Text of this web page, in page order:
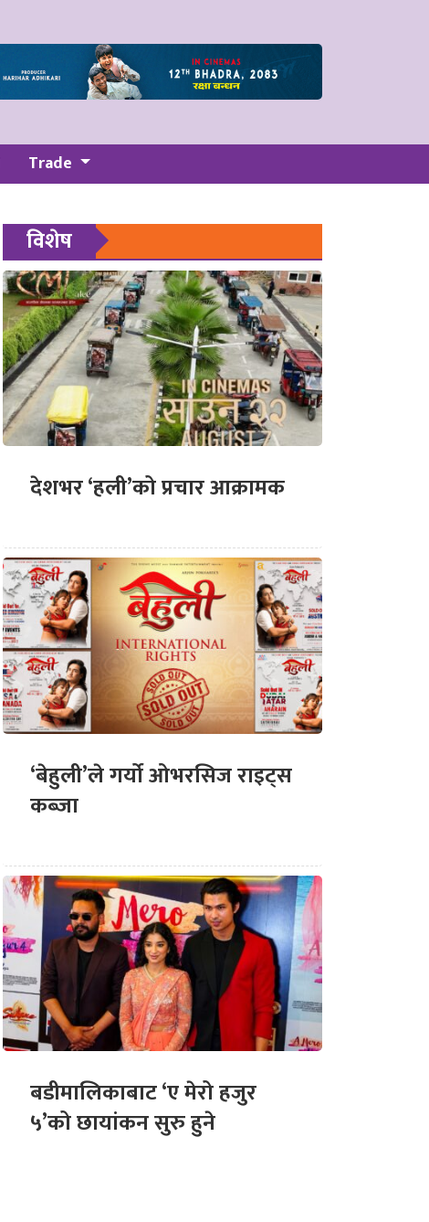
Trade
विशेष
देशभर ‘हली’को प्रचार आक्रामक
‘बेहुली’ले गर्यो ओभरसिज राइट्स
कब्जा
बडीमालिकाबाट ‘ए मेरो हजुर
५’को छायांकन सुरु हुने